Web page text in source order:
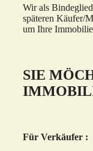
Wir als
späteren Käufer/
um Ihre
SIE
Für Verkäufer :